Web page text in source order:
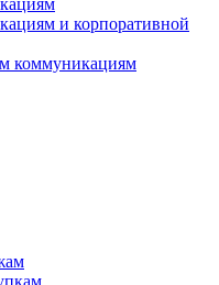
и корпоративной
коммуникациям